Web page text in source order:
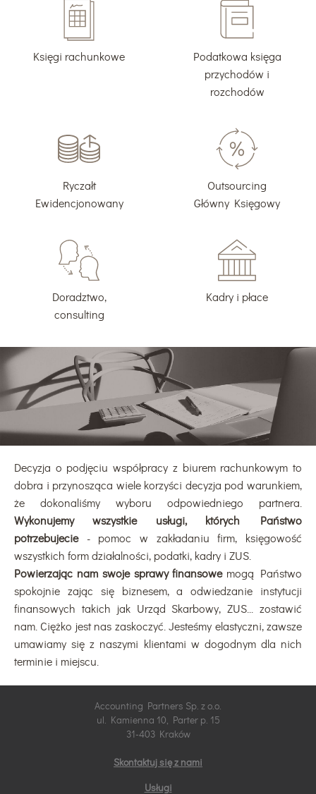
Księgi rachunkowe
Podatkowa księga
przychodów i
rozchodów
Ryczałt
Ewidencjonowany
Outsourcing
Główny Księgowy
Doradztwo,
consulting
Kadry i płace
Decyzja o podjęciu współpracy z biurem rachunkowym to
dobra i przynosząca wiele korzyści decyzja pod warunkiem,
że dokonaliśmy wyboru odpowiedniego partnera.
Wykonujemy wszystkie usługi, których Państwo
potrzebujecie- pomoc w zakładaniu firm, księgowość
wszystkich form działalności, podatki, kadry i ZUS.
Powierzając nam swoje sprawy finansowemogą Państwo
spokojnie zając się biznesem, a odwiedzanie instytucji
finansowych takich jak Urząd Skarbowy, ZUS... zostawić
nam. Ciężko jest nas zaskoczyć. Jesteśmy elastyczni, zawsze
umawiamy się z naszymi klientami w dogodnym dla nich
terminie i miejscu.
Accounting Partners Sp. z o.o.
ul. Kamienna 10, Parter p. 15
31-403 Kraków
Skontaktuj się z nami
Usługi